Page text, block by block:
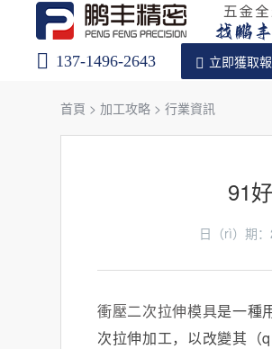
137-1496-2643 立即獲取
首頁 >加工攻略 >行業資訊
91
日（rì）期
衝壓二次拉伸模具是一種
次拉伸加工，以改變其（